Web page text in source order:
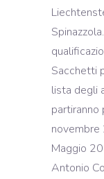
Sacchetti
lista degli
partiranno
Maggio
Antonio